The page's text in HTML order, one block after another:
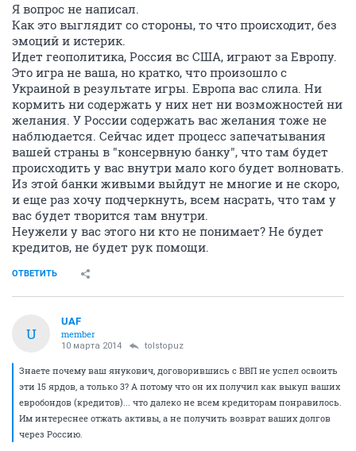
Я вопрос не написал.
Как это выглядит со стороны, то что происходит, без
эмоций и истерик.
Идет геополитика, Россия вс США, играют за Европу.
Это игра не ваша, но кратко, что произошло с
Украиной в результате игры. Европа вас слила. Ни
кормить ни содержать у них нет ни возможностей ни
желания. У России содержать вас желания тоже не
наблюдается. Сейчас идет процесс запечатывания
вашей страны в "консервную банку", что там будет
происходить у вас внутри мало кого будет волновать.
Из этой банки живыми выйдут не многие и не скоро,
и еще раз хочу подчеркнуть, всем насрать, что там у
вас будет творится там внутри.
Неужели у вас этого ни кто не понимает? Не будет
кредитов, не будет рук помощи.
ОТВЕТИТЬ
U
UAF
member
10 марта 2014 tolstopuz
Знаете почему ваш янукович, договорившись с ВВП не успел освоить
эти 15 ярдов, а только 3? А потому что он их получил как выкуп ваших
евробондов (кредитов)... что далеко не всем кредиторам понравилось.
Им интереснее отжать активы, а не получить возврат ваших долгов
через Россию.